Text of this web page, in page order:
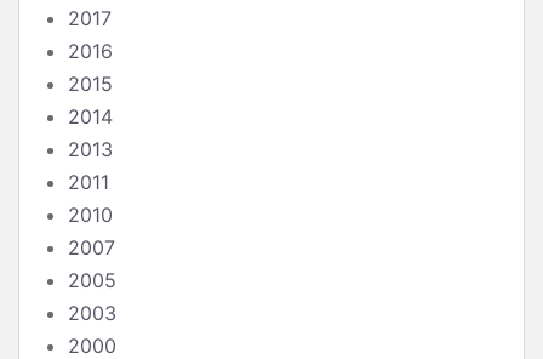
2017
2016
2015
2014
2013
2011
2010
2007
2005
2003
2000